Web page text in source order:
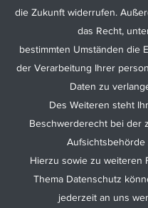
die Zukunft widerrufen.
das Recht,
bestimmten Umständen die
der Verarbeitung Ihrer
Daten zu
Des Weiteren steht
Beschwerderecht bei der
Aufsichtsbehörde
Hierzu sowie zu weiteren
Thema Datenschutz
jederzeit an uns